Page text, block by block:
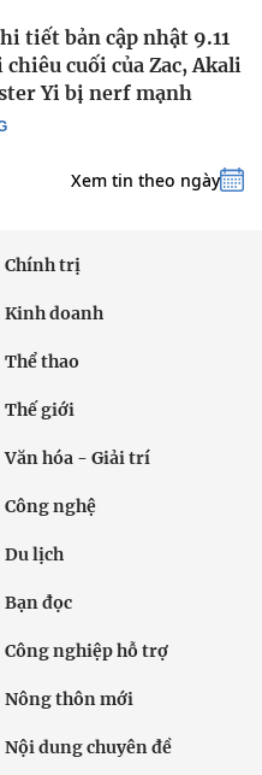
tiết bản cập nhật 9.11
cuối của Zac, Akali
Yi bị nerf mạnh
Xem tin theo ngày
Chính trị
Kinh doanh
Thể thao
Thế giới
Văn hóa - Giải trí
Công nghệ
Du lịch
Bạn đọc
Công nghiệp hỗ trợ
Nông thôn mới
Nội dung chuyên đề